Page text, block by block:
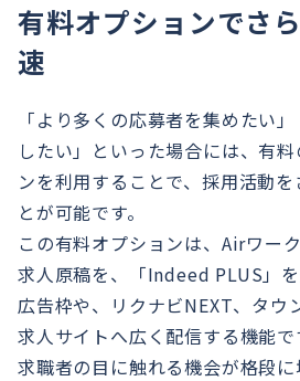
有料オプションでさ
速
「より多くの応募者を集めたい
したい」といった場合には、有
ンを利用することで、採用活動
とが可能です。
この有料オプションは、Airワー
求人原稿を、「Indeed PLUS」
広告枠や、リクナビNEXT、タウ
求人サイトへ広く配信する機能
求職者の目に触れる機会が格段